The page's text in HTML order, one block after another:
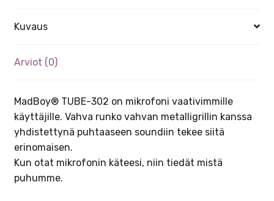
Kuvaus
Arviot (0)
MadBoy® TUBE-302 on mikrofoni vaativimmille
käyttäjille. Vahva runko vahvan metalligrillin kanssa
yhdistettynä puhtaaseen soundiin tekee siitä
erinomaisen.
Kun otat mikrofonin käteesi, niin tiedät mistä
puhumme.